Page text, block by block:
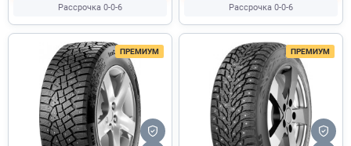
Рассрочка 0-0-6 Рассрочка 0-0-6
ПРЕМИУМ ПРЕМИУМ